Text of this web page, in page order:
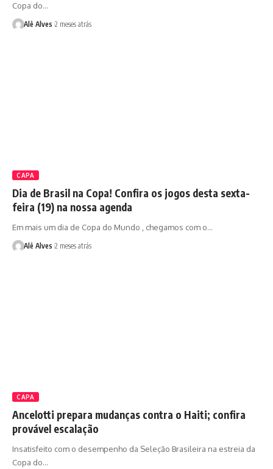
Copa do…
Alê Alves 2 meses atrás
CAPA
Dia de Brasil na Copa! Confira os jogos desta sexta-
feira (19) na nossa agenda
Em mais um dia de Copa do Mundo , chegamos com o…
Alê Alves 2 meses atrás
CAPA
Ancelotti prepara mudanças contra o Haiti; confira
provável escalação
Insatisfeito com o desempenho da Seleção Brasileira na estreia da
Copa do…